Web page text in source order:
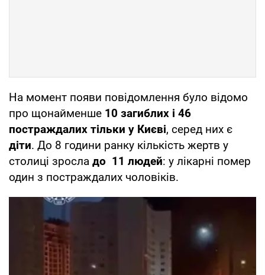
На момент появи повідомлення було відомо
про щонайменше 10 загиблих і 46
постраждалих тільки у Києві, серед них є
діти. До 8 години ранку кількість жертв у
столиці зросла до 11 людей: у лікарні помер
один з постраждалих чоловіків.